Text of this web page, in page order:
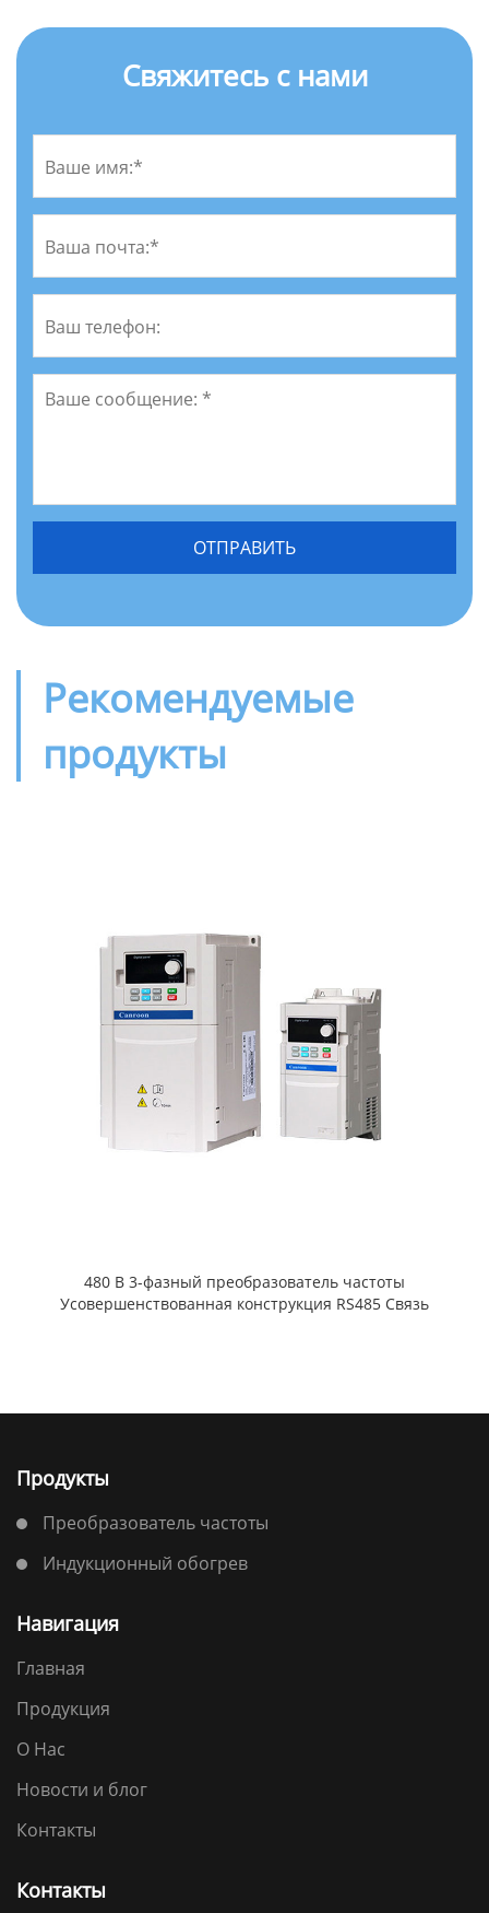
Свяжитесь с нами
Рекомендуемые
продукты
480 В 3-фазный преобразователь частоты
Усовершенствованная конструкция RS485 Связь
Продукты
Преобразователь частоты
Индукционный обогрев
Навигация
Главная
Продукция
О Нас
Новости и блог
Контакты
Контакты